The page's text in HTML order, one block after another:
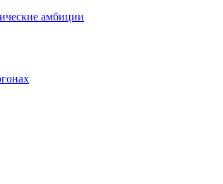
амбиции